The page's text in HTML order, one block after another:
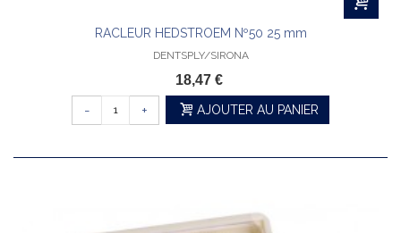
RACLEUR HEDSTROEM Nº50 25 mm
DENTSPLY/SIRONA
18,47 €
- + AJOUTER AU PANIER